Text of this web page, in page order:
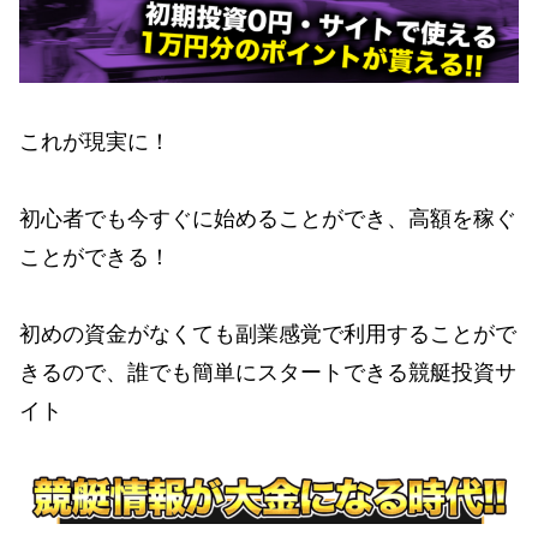
これが現実に！
初心者でも今すぐに始めることができ、高額を稼ぐ
ことができる！
初めの資金がなくても副業感覚で利用することがで
きるので、誰でも簡単にスタートできる競艇投資サ
イト